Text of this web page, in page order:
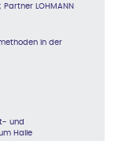
LOHMANN
in der
und
Halle